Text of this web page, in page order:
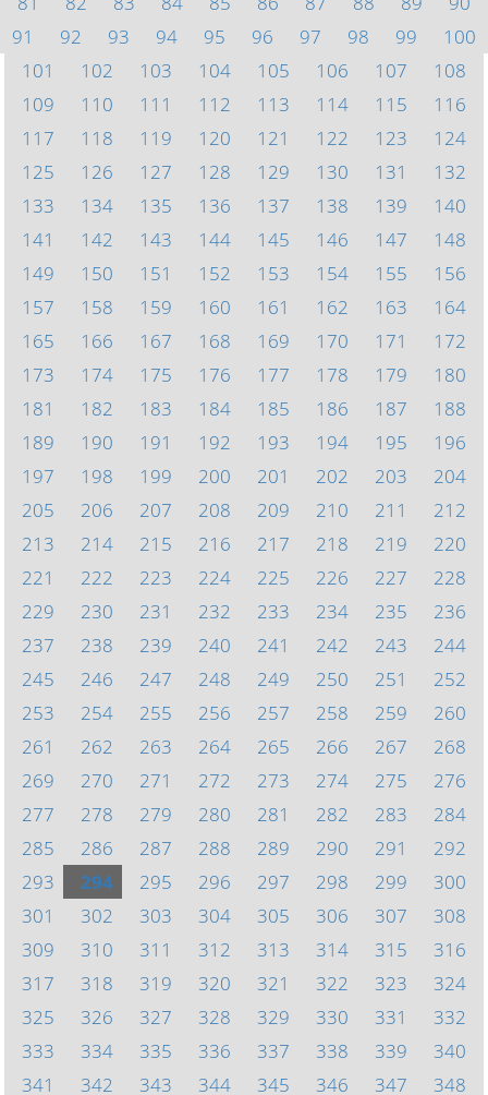
91
92 93 94 95 96 97 98 99
100
101
102 103 104 105 106 107
108
109
110 111 112 113 114 115
116
117
118 119 120 121 122 123
124
125
126 127 128 129 130 131
132
133
134 135 136 137 138 139
140
141
142 143 144 145 146 147
148
149
150 151 152 153 154 155
156
157
158 159 160 161 162 163
164
165
166 167 168 169 170 171
172
173
174 175 176 177 178 179
180
181
182 183 184 185 186 187
188
189
190 191 192 193 194 195
196
197
198 199 200 201 202 203
204
205
206 207 208 209 210 211
212
213
214 215 216 217 218 219
220
221
222 223 224 225 226 227
228
229
230 231 232 233 234 235
236
237
238 239 240 241 242 243
244
245
246 247 248 249 250 251
252
253
254 255 256 257 258 259
260
261
262 263 264 265 266 267
268
269
270 271 272 273 274 275
276
277
278 279 280 281 282 283
284
285
286 287 288 289 290 291
292
293
294 295 296 297 298 299
300
301
302 303 304 305 306 307
308
309
310 311 312 313 314 315
316
317
318 319 320 321 322 323
324
325
326 327 328 329 330 331
332
333
334 335 336 337 338 339
340
341
342 343 344 345 346 347 348